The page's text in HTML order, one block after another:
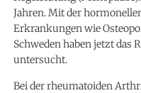
Jahren. Mit der
Erkrankungen wie
Schweden haben jetzt
untersucht.
Bei der rheumatoiden